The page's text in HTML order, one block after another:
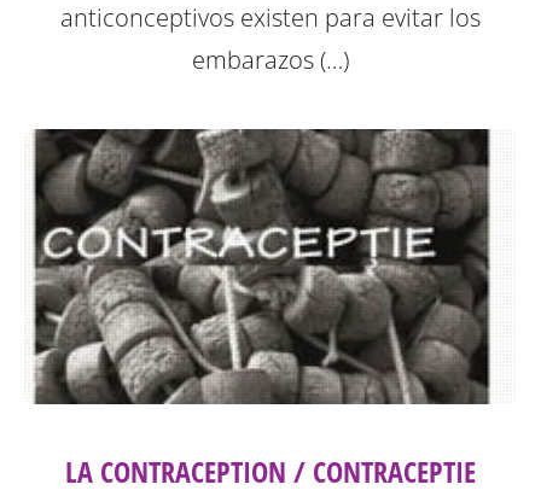
anticonceptivos existen para evitar los
embarazos (…)
LA CONTRACEPTION / CONTRACEPTIE